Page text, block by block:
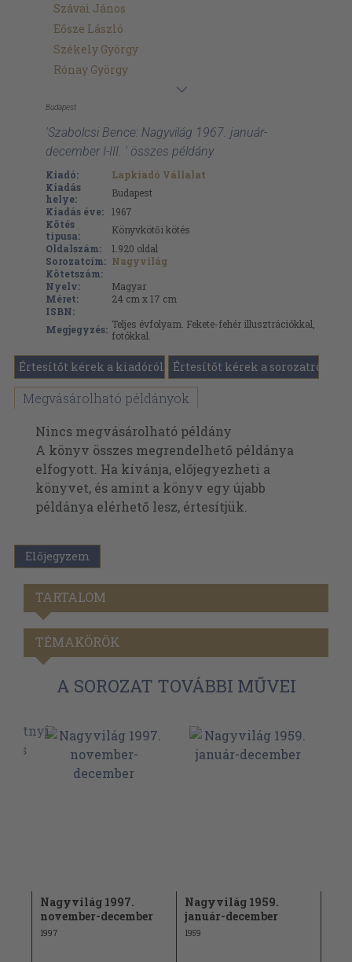
Szávai János
Eősze László
Székely György
Rónay György
Budapest
'Szabolcsi Bence: Nagyvilág 1967. január-
december I-III. ' összes példány
Kiadó:
Lapkiadó Vállalat
Kiadás
helye:
Budapest
Kiadás éve:
1967
Kötés
típusa:
Könyvkötői kötés
Oldalszám:
1.920 oldal
Sorozatcím: Nagyvilág
Kötetszám:
Nyelv:
Magyar
Méret:
24 cm x 17 cm
ISBN:
Megjegyzés: Teljes évfolyam. Fekete-fehér illusztrációkkal,
fotókkal.
Értesítőt kérek a kiadóról Értesítőt kérek a sorozatról
Megvásárolható példányok
Nincs megvásárolható példány
A könyv összes megrendelhető példánya
elfogyott. Ha kívánja, előjegyezheti a
könyvet, és amint a könyv egy újabb
példánya elérhető lesz, értesítjük.
Előjegyzem
TARTALOM
TÉMAKÖRÖK
A SOROZAT TOVÁBBI MŰVEI
Nagyvilág 1997.
november-december
1997
Nagyvilág 1959.
január-december
1959